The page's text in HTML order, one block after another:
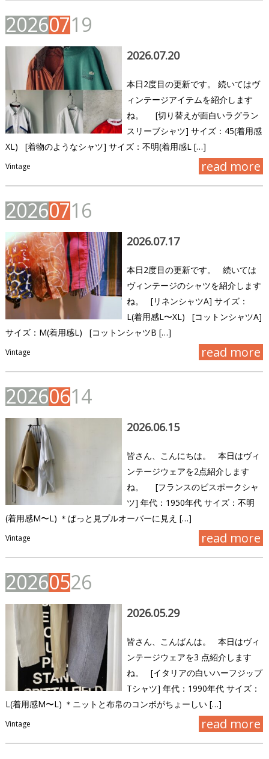
20260719
2026.07.20
本日2度目の更新です。 続いてはヴ
ィンテージアイテムを紹介します
ね。 [切り替えが面白いラグラン
スリーブシャツ] サイズ：45(着用感
XL) [着物のようなシャツ] サイズ：不明(着用感L […]
Vintage read more
20260716
2026.07.17
本日2度目の更新です。 続いては
ヴィンテージのシャツを紹介します
ね。 [リネンシャツA] サイズ：
L(着用感L〜XL) [コットンシャツA]
サイズ：M(着用感L) [コットンシャツB […]
Vintage read more
20260614
2026.06.15
皆さん、こんにちは。 本日はヴィ
ンテージウェアを2点紹介します
ね。 [フランスのビスポークシャ
ツ] 年代：1950年代 サイズ：不明
(着用感M〜L) ＊ぱっと見プルオーバーに見え […]
Vintage read more
20260526
2026.05.29
皆さん、こんばんは。 本日はヴィ
ンテージウェアを3 点紹介します
ね。 [イタリアの白いハーフジップ
Tシャツ] 年代：1990年代 サイズ：
L(着用感M〜L) ＊ニットと布帛のコンボがちょーしい […]
Vintage read more